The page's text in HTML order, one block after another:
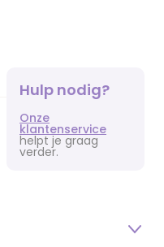
Hulp nodig?
Onze
klantenservice
helpt je graag
verder.